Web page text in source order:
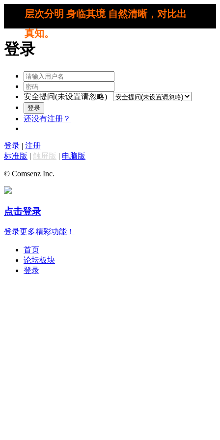
层次分明 身临其境 自然清晰，对比出
真知。
登录
安全提问(未设置请忽略)
登录
还没有注册？
登录 | 注册
标准版 | 触屏版 | 电脑版
© Comsenz Inc.
点击登录
登录更多精彩功能！
首页
论坛板块
登录